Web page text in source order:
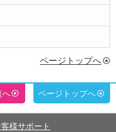
ページトップへ
へ ページトップへ
様サポート